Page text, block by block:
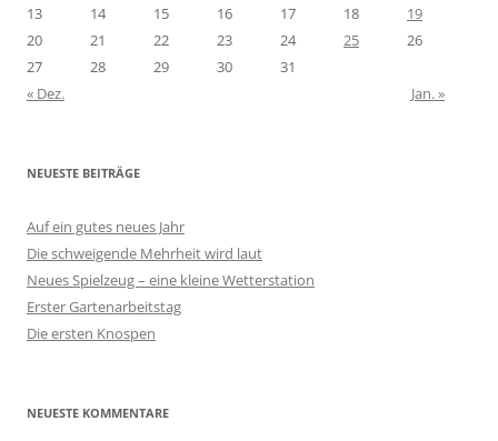
13
14 15 16 17 18
19
20
21 22 23 24 25
26
27
28 29 30
31
« Dez.
Jan. »
NEUESTE BEITRÄGE
Auf ein gutes neues Jahr
Die schweigende Mehrheit wird laut
Neues Spielzeug – eine kleine Wetterstation
Erster Gartenarbeitstag
Die ersten Knospen
NEUESTE KOMMENTARE